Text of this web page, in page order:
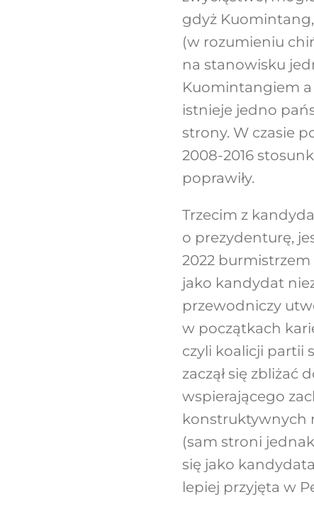
gdyż
(w rozumieniu
na stanowisku
Kuomintangiem a
istnieje jedno
strony. W czasie
2008-2016
poprawiły.
Trzecim z
o prezydenturę,
2022 burmistrzem
jako kandydat
przewodniczy
w początkach
czyli koalicji partii
zaczął się zbliżać
wspierającego
konstruktywnych
(sam stroni
się jako
lepiej przyjęta w